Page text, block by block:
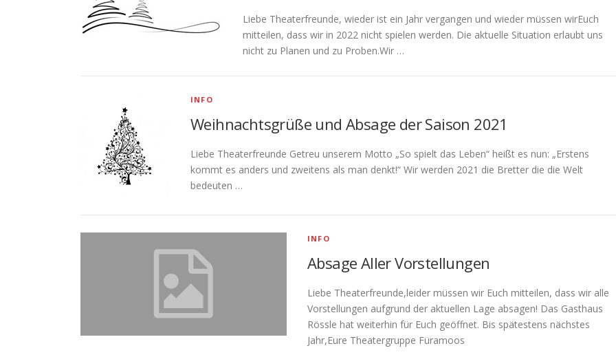
Liebe Theaterfreunde, wieder ist ein Jahr vergangen und wieder müssen wirEuch
mitteilen, dass wir in 2022 nicht spielen werden. Die aktuelle Situation erlaubt uns
nicht zu Planen und zu Proben.Wir …
INFO
Weihnachtsgrüße und Absage der Saison 2021
Liebe Theaterfreunde Getreu unserem Motto „So spielt das Leben“ heißt es nun: „Erstens
kommt es anders und zweitens als man denkt!“ Wir werden 2021 die Bretter die die Welt
bedeuten …
INFO
Absage Aller Vorstellungen
Liebe Theaterfreunde,leider müssen wir Euch mitteilen, dass wir alle
Vorstellungen aufgrund der aktuellen Lage absagen! Das Gasthaus
Rössle hat weiterhin für Euch geöffnet. Bis spätestens nächstes
Jahr,Eure Theatergruppe Füramoos